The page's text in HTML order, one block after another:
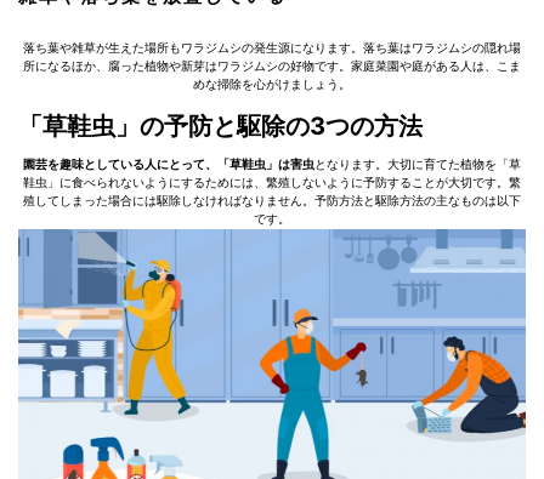
落ち葉や雑草が生えた場所もワラジムシの発生源になります。落ち葉はワラジムシの隠れ場
所になるほか、腐った植物や新芽はワラジムシの好物です。家庭菜園や庭がある人は、こま
めな掃除を心がけましょう。
「草鞋虫」の予防と駆除の3つの方法
園芸を趣味としている人にとって、「草鞋虫」は害虫 となります。大切に育てた植物を「草
鞋虫」に食べられないようにするためには、繁殖しないように予防することが大切です。繁
殖してしまった場合には駆除しなければなりません。予防方法と駆除方法の主なものは以下
です。